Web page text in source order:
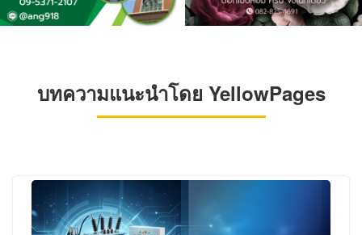
บทความแนะนำโดย YellowPages